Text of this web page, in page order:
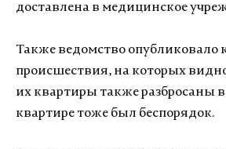
доставлена в медицинское
Также ведомство опубликовало
происшествия, на которых
их квартиры также разбросаны
квартире тоже был беспорядок.